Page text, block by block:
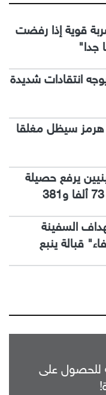
قوية إذا رفضت
جدا"
انتقادات شديدة
سيظل مغلقا
فلسطينيين يرفع حصيلة
السفينة
قبالة ينبع
للحصول على